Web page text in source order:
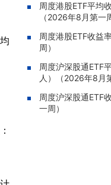
08-07 20:04 |迅策
立战略合作备忘，
n工厂商业化
08-07 20:02 |
中国泛半导体
08-07 19:47 | 浙能
全球领先的绿色航
08-07 19:09 |
周度港股ETF平均
（2026年8月第一
周度港股ETF收益
周）
周度沪深股通ETF
人）（2026年8月
周度沪深股通ETF
一周）